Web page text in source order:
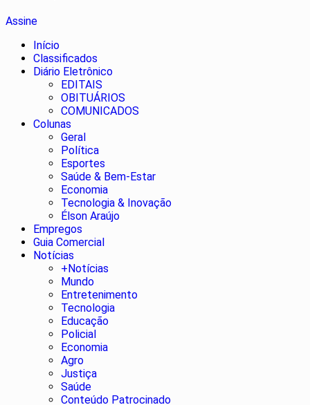
Assine
Início
Classificados
Diário Eletrônico
EDITAIS
OBITUÁRIOS
COMUNICADOS
Colunas
Geral
Política
Esportes
Saúde & Bem-Estar
Economia
Tecnologia & Inovação
Élson Araújo
Empregos
Guia Comercial
Notícias
+Notícias
Mundo
Entretenimento
Tecnologia
Educação
Policial
Economia
Agro
Justiça
Saúde
Conteúdo Patrocinado